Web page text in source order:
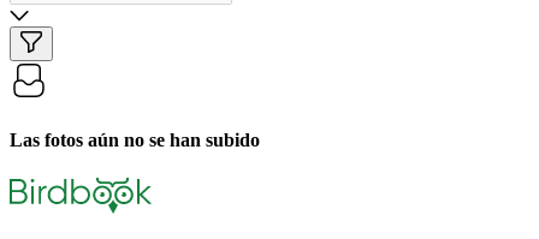
Las fotos aún no se han subido